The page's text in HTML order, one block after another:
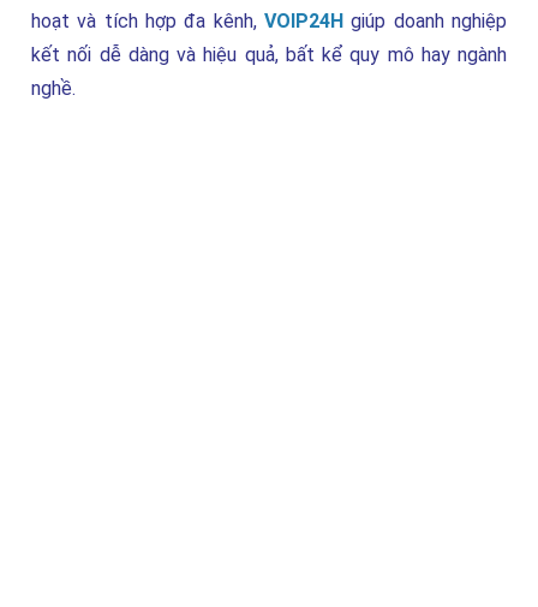
hoạt và tích hợp đa kênh, VOIP24H giúp doanh nghiệp
kết nối dễ dàng và hiệu quả, bất kể quy mô hay ngành
nghề.